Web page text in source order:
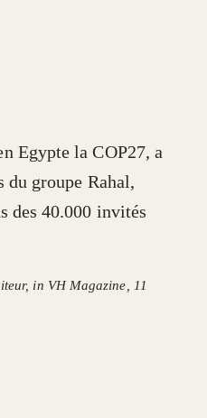
Egypte la COP27, a
du groupe Rahal,
des 40.000 invités
in VH Magazine, 11